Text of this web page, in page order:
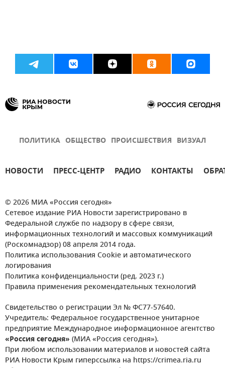
ПОЛИТИКА ОБЩЕСТВО ПРОИСШЕСТВИЯ ВИЗУАЛ
НОВОСТИ ПРЕСС-ЦЕНТР РАДИО КОНТАКТЫ
© 2026 МИА «Россия сегодня»
Сетевое издание РИА Новости зарегистрировано в
Федеральной службе по надзору в сфере связи,
информационных технологий и массовых коммуникаций
(Роскомнадзор) 08 апреля 2014 года.
Политика использования Cookie и автоматического
логирования
Политика конфиденциальности (ред. 2023 г.)
Правила применения рекомендательных технологий
Свидетельство о регистрации Эл № ФС77-57640.
Учредитель: Федеральное государственное унитарное
предприятие Международное информационное агентство
«Россия сегодня» (МИА «Россия сегодня»).
При любом использовании материалов и новостей сайта
РИА Новости Крым гиперссылка на https://crimea.ria.ru